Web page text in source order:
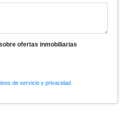
ofertas inmobiliarias
de servicio y privacidad